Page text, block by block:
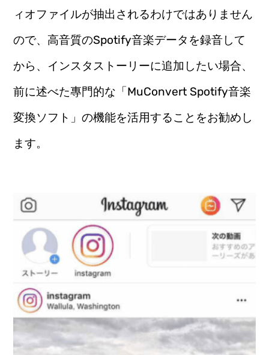
ィオファイルが抽出されるわけではありません
ので、高音質のSpotify音楽データを録音して
から、インスタストーリーに追加したい場合、
前に述べた專門的な「MuConvert Spotify音楽
変換ソフト」の機能を活用することをお勧めし
ます。